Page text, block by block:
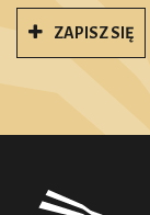
ZAPISZ SIĘ